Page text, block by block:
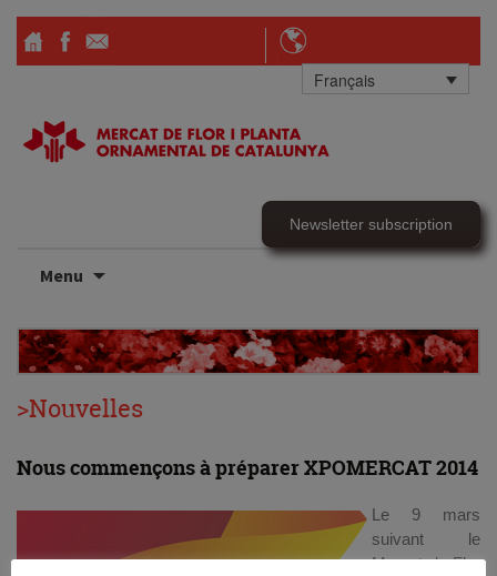
Français
Newsletter subscription
Menu
>Nouvelles
Nous commençons à préparer XPOMERCAT 2014
Le 9 mars
suivant le
Mercat de Flor